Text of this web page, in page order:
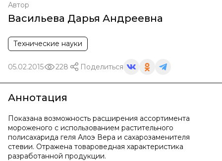
Автор
Васильева Дарья Андреевна
Технические науки
05.02.2015 228 Поделиться
Аннотация
Показана возможность расширения ассортимента
мороженого с использованием растительного
полисахарида геля Алоэ Вера и сахарозаменителя
стевии. Отражена товароведная характеристика
разработанной продукции.